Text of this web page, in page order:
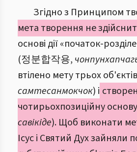
Згідно з Принципом
мета творення не
основі дії «початок-
(정분합작용,
втілено мету трьох
самтесанмокчок) і
чотирьохпозиційну
савікіде). Щоб виконати
Ісус і Святий Дух зайняли